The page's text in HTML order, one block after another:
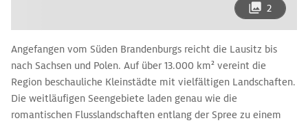
2
Angefangen vom Süden Brandenburgs reicht die Lausitz bis
nach Sachsen und Polen. Auf über 13.000 km² vereint die
Region beschauliche Kleinstädte mit vielfältigen Landschaften.
Die weitläufigen Seengebiete laden genau wie die
romantischen Flusslandschaften entlang der Spree zu einem